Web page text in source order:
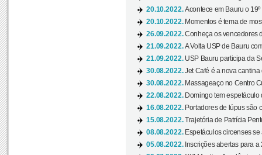
20.10.2022.Acontece em Bauru o 19º
20.10.2022. Momentos é tema de
26.09.2022.Conheça os vencedores
21.09.2022.A Volta USP de Bauru
21.09.2022. USP Bauru participa da
30.08.2022.Jet Café é a nova
30.08.2022. Massageaço no Centro
22.08.2022. Domingo tem espetáculo
16.08.2022. Portadores de lúpus são
15.08.2022.Trajetória de Patrícia
08.08.2022. Espetáculos circenses
05.08.2022. Inscrições abertas para a